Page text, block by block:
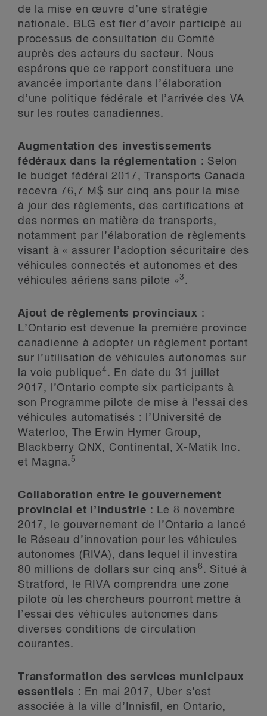
de la mise en œuvre d’une stratégie
nationale. BLG est fier d’avoir participé au
processus de consultation du Comité
auprès des acteurs du secteur. Nous
espérons que ce rapport constituera une
avancée importante dans l’élaboration
d’une politique fédérale et l’arrivée des VA
sur les routes canadiennes.
Augmentation des investissements
fédéraux dans la réglementation : Selon
le budget fédéral 2017, Transports Canada
recevra 76,7 M$ sur cinq ans pour la mise
à jour des règlements, des certifications et
des normes en matière de transports,
notamment par l’élaboration de règlements
visant à « assurer l’adoption sécuritaire des
véhicules connectés et autonomes et des
véhicules aériens sans pilote »3 .
Ajout de règlements provinciaux :
L’Ontario est devenue la première province
canadienne à adopter un règlement portant
sur l’utilisation de véhicules autonomes sur
la voie publique4 . En date du 31 juillet
2017, l’Ontario compte six participants à
son Programme pilote de mise à l’essai des
véhicules automatisés : l’Université de
Waterloo, The Erwin Hymer Group,
Blackberry QNX, Continental, X-Matik Inc.
et Magna.5
Collaboration entre le gouvernement
provincial et l’industrie : Le 8 novembre
2017, le gouvernement de l’Ontario a lancé
le Réseau d’innovation pour les véhicules
autonomes (RIVA), dans lequel il investira
80 millions de dollars sur cinq ans6 . Situé à
Stratford, le RIVA comprendra une zone
pilote où les chercheurs pourront mettre à
l’essai des véhicules autonomes dans
diverses conditions de circulation
courantes.
Transformation des services municipaux
essentiels : En mai 2017, Uber s’est
associée à la ville d’Innisfil, en Ontario,